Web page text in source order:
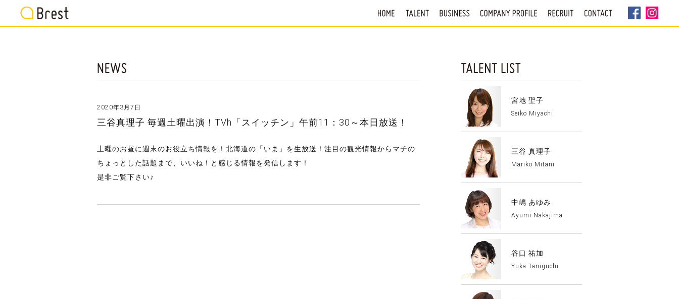
2020年3月7日
三谷真理子 毎週土曜出演！TVh「スイッチン」午前11：30～本日放送！
土曜のお昼に週末のお役立ち情報を！北海道の「いま」を生放送！注目の観光情報からマチの
ちょっとした話題まで、いいね！と感じる情報を発信します！
是非ご覧下さい♪
宮地 聖子
Seiko Miyachi
三谷 真理子
Mariko Mitani
中嶋 あゆみ
Ayumi Nakajima
谷口 祐加
Yuka Taniguchi